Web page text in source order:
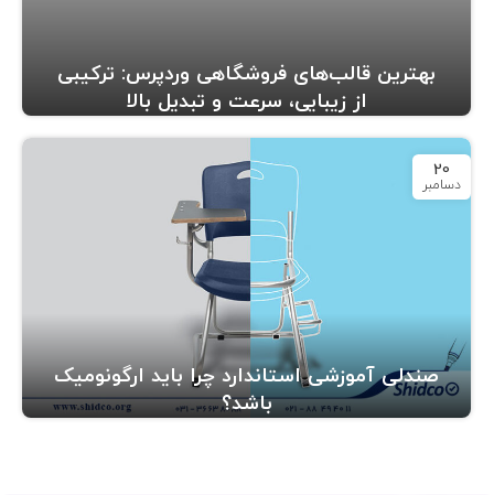
بهترین قالب‌های فروشگاهی وردپرس: ترکیبی
از زیبایی، سرعت و تبدیل بالا
20
دسامبر
صندلی آموزشی استاندارد چرا باید ارگونومیک
باشد؟